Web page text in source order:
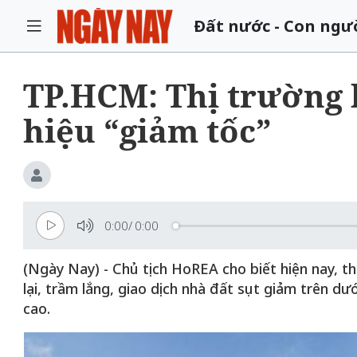
Đất nước - Con
TP.HCM: Thị trường
hiệu “giảm tốc”
0:00/ 0:00
(Ngày Nay) - Chủ tịch HoREA cho biết hiện nay,
lại, trầm lắng, giao dịch nhà đất sụt giảm trên
cao.